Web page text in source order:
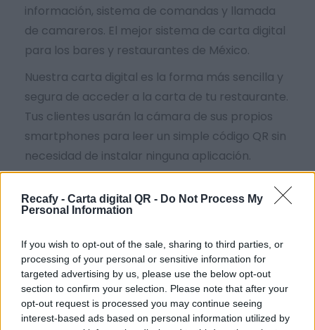
Recafy - Carta digital QR - Do Not Process My
Personal Information
If you wish to opt-out of the sale, sharing to third parties, or
processing of your personal or sensitive information for
targeted advertising by us, please use the below opt-out
section to confirm your selection. Please note that after your
opt-out request is processed you may continue seeing
interest-based ads based on personal information utilized by
información, sistema de comandas y llamada
de camareros. El mejor sistema de carta digital
para los bares y restaurantes de México.
Nuestra carta digital es la forma más sencilla y
segura de acceder a la carta de tu restaurante.
Tus clientes usarán la cámara de sus propios
smartphones para leer un simple código QR sin
necesidad de instalar ninguna aplicación.
Respetar la imagen de marca es muy importante,
por eso podrás personalizar la carta digital con
para contratar la personalización avanzada.
Por eso hemos diseñado un sistema capaz de
ayudar a tu negocio a adaptarse a las
circunstancias actuales que nuestro país está